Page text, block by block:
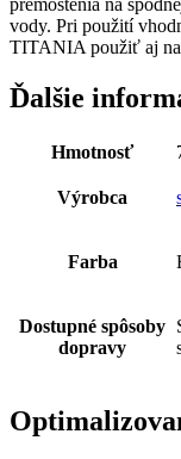
premostenia na
vody. Pri použití
TITANIA použiť aj na
Ďalšie
Hmotnosť
Výrobca
Farba
Dostupné spôsoby
dopravy